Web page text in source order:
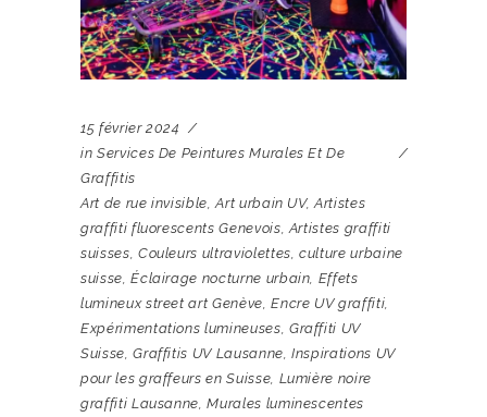
15 février 2024
in Services De Peintures Murales Et De
Graffitis
Art de rue invisible,Art urbain UV,Artistes
graffiti fluorescents Genevois,Artistes graffiti
suisses, Couleurs ultraviolettes,culture urbaine
suisse,Éclairage nocturne urbain, Effets
lumineux street art Genève,Encre UV graffiti,
Expérimentations lumineuses, Graffiti UV
Suisse,Graffitis UV Lausanne,Inspirations UV
pour les graffeurs en Suisse, Lumière noire
graffiti Lausanne,Murales luminescentes